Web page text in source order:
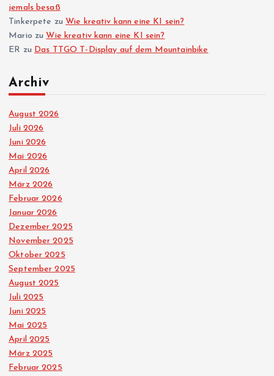
jemals besaß
Tinkerpete zu Wie kreativ kann eine KI sein?
Mario zu Wie kreativ kann eine KI sein?
ER zu Das TTGO T-Display auf dem Mountainbike
Archiv
August 2026
Juli 2026
Juni 2026
Mai 2026
April 2026
März 2026
Februar 2026
Januar 2026
Dezember 2025
November 2025
Oktober 2025
September 2025
August 2025
Juli 2025
Juni 2025
Mai 2025
April 2025
März 2025
Februar 2025